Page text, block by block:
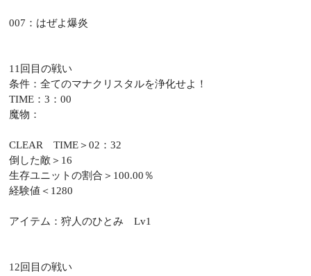
007：はぜよ爆炎
11回目の戦い
条件：全てのマナクリスタルを浄化せよ！
TIME：3：00
魔物：
CLEAR TIME＞02：32
倒した敵＞16
生存ユニットの割合＞100.00％
経験値＜1280
アイテム：狩人のひとみ Lv1
12回目の戦い